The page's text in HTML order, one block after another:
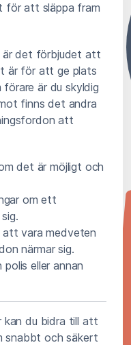
för att släppa fram
är det förbjudet att
är för att ge plats
är du skyldig
finns det andra
att
det är möjligt och
om ett
vara medveten
närmar sig.
eller annan
kan du bidra till att
snabbt och säkert